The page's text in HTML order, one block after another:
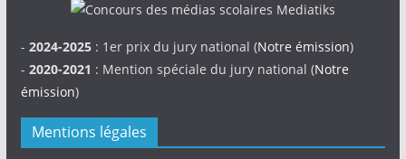
- 2024-2025: 1er prix du jury national (Notre émission)
- 2020-2021 : Mention spéciale du jury national (Notre
émission)
Mentions légales